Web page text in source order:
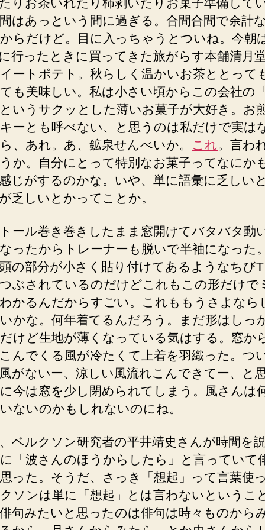
はあっという間に過ぎる。合間合間で余計
らだけど。目に入っちゃうとついね。今朝
行ったときに買ってきた旅がらす本舗清月
ートポテト。秋らしく温かいお茶ととって
も美味しい。私は小さい頃からこの会社の
いうサクッとした薄いお菓子が大好き。お
ーとも呼べない、と思うのは私だけで実は
、あれ。あ、鉱泉せんべいか。 これ。言わ
か。自分にとって特別なお菓子ってなにか
じがするのかな。いや、単に語彙に乏しい
乏しいとかってことか。
ール巻き巻きしたまま窓開けてバタバタ動
ったからトレーナーも脱いで半袖になった
の部分が小さく貼り付けてあるようなちび
ぶされているのだけどこれもこの形だけで
かるんだからすごい。これももうさよなら
かな。何年着てるんだろう。まだ形はしっ
けど生地が薄くなっている気はする。窓か
んでくる風が冷たくて上着を羽織った。つ
がないー、涼しい風流れこんできてー、と
今は窓を少し閉められてしまう。風さんは
ないのかもしれないのにね。
ベルクソン研究者の平井靖史さんが時間を
「波さんのほうからしたら」と言っていて
った。そうだ、さっき「想起」って言葉使
ソンは単に「想起」とは言わないというこ
句みたいと思ったのは俳句は時々ものから